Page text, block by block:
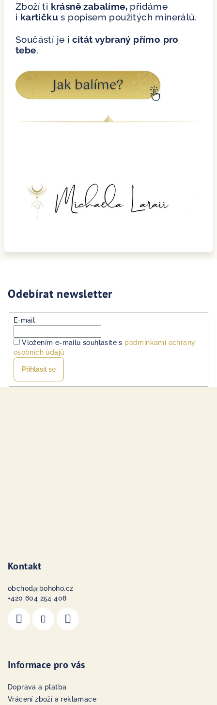
Zboží ti krásně zabalíme, přidáme
i kartičku s popisem použitých minerálů.
Součástí je i citát vybraný přímo pro
tebe.
Odebírat newsletter
E-mail
Vložením e-mailu souhlasíte s podmínkami ochrany
osobních údajů
Přihlásit se
Kontakt
obchod@ bohoho.cz
+420 604 254 408
Informace pro vás
Doprava a platba
Vrácení zboží a reklamace